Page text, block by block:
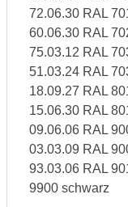
72.06.30 RAL
60.06.30 RAL
75.03.12 RAL
51.03.24 RAL
18.09.27 RAL
15.06.30 RAL
09.06.06 RAL
03.03.09 RAL
93.03.06 RAL
9900 schwarz